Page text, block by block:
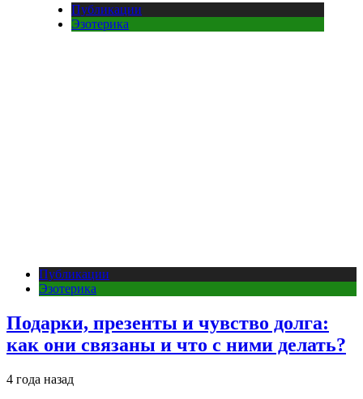
Публикации
Эзотерика
Публикации
Эзотерика
Подарки, презенты и чувство долга:
как они связаны и что с ними делать?
4 года назад